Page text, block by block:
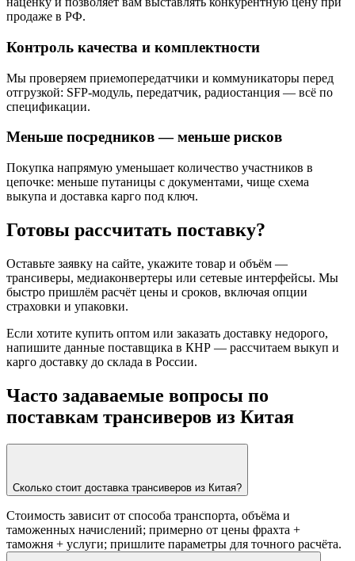
продаже в РФ.
Контроль качества и комплектности
Мы проверяем приемопередатчики и коммуникаторы перед
отгрузкой: SFP-модуль, передатчик, радиостанция — всё по
спецификации.
Меньше посредников — меньше рисков
Покупка напрямую уменьшает количество участников в
цепочке: меньше путаницы с документами, чище схема
выкупа и доставка карго под ключ.
Готовы рассчитать поставку?
Оставьте заявку на сайте, укажите товар и объём —
трансиверы, медиаконвертеры или сетевые интерфейсы. Мы
быстро пришлём расчёт цены и сроков, включая опции
страховки и упаковки.
Если хотите купить оптом или заказать доставку недорого,
напишите данные поставщика в КНР — рассчитаем выкуп и
карго доставку до склада в России.
Часто задаваемые вопросы по
поставкам трансиверов из Китая
Сколько стоит доставка трансиверов из Китая?
Стоимость зависит от способа транспорта, объёма и
таможенных начислений; примерно от цены фрахта +
таможня + услуги; пришлите параметры для точного расчёта.